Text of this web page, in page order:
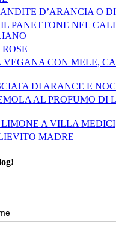
D’ARANCIA O
PANETTONE NEL
VEGANA CON MELE,
DI ARANCE E
AL PROFUMO DI
A VILLA MEDICI
MADRE